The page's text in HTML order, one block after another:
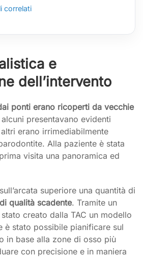
correlati
e
dell’intervento
ponti erano ricoperti da vecchie
alcuni presentavano evidenti
erano irrimediabilmente
Alla paziente è stata
visita una panoramica ed
superiore una quantità di
qualità scadente. Tramite un
creato dalla TAC un modello
è stato possibile pianificare sul
in base alla zone di osso più
con precisione e in maniera